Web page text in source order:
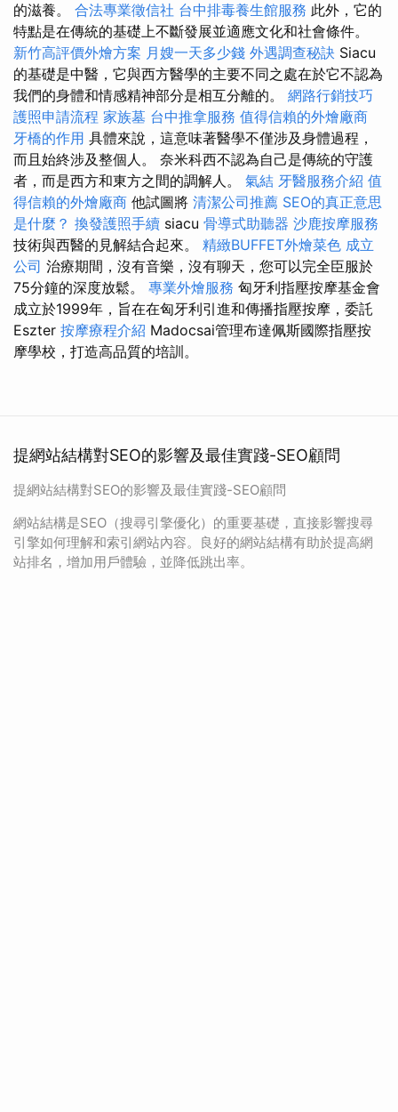
的滋養。 合法專業徵信社 台中排毒養生館服務 此外，它的
特點是在傳統的基礎上不斷發展並適應文化和社會條件。
新竹高評價外燴方案 月嫂一天多少錢 外遇調查秘訣 Siacu
的基礎是中醫，它與西方醫學的主要不同之處在於它不認為
我們的身體和情感精神部分是相互分離的。 網路行銷技巧
護照申請流程 家族墓 台中推拿服務 值得信賴的外燴廠商
牙橋的作用 具體來說，這意味著醫學不僅涉及身體過程，
而且始終涉及整個人。 奈米科西不認為自己是傳統的守護
者，而是西方和東方之間的調解人。 氣結 牙醫服務介紹 值
得信賴的外燴廠商 他試圖將 清潔公司推薦 SEO的真正意思
是什麼？ 換發護照手續 siacu 骨導式助聽器 沙鹿按摩服務
技術與西醫的見解結合起來。 精緻BUFFET外燴菜色 成立
公司 治療期間，沒有音樂，沒有聊天，您可以完全臣服於
75分鐘的深度放鬆。 專業外燴服務 匈牙利指壓按摩基金會
成立於1999年，旨在在匈牙利引進和傳播指壓按摩，委託
Eszter 按摩療程介紹 Madocsai管理布達佩斯國際指壓按
摩學校，打造高品質的培訓。
提網站結構對SEO的影響及最佳實踐-SEO顧問
提網站結構對SEO的影響及最佳實踐-SEO顧問
網站結構是SEO（搜尋引擎優化）的重要基礎，直接影響搜尋
引擎如何理解和索引網站內容。良好的網站結構有助於提高網
站排名，增加用戶體驗，並降低跳出率。